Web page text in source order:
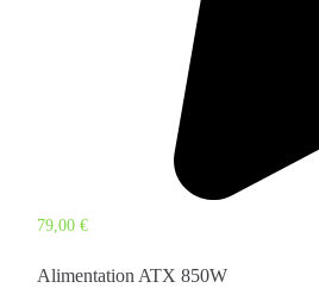
79,00 €
Alimentation ATX 850W